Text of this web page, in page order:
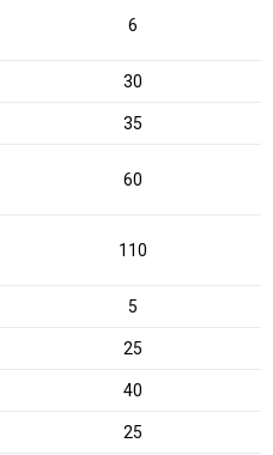
6
30
35
60
110
5
25
40
25